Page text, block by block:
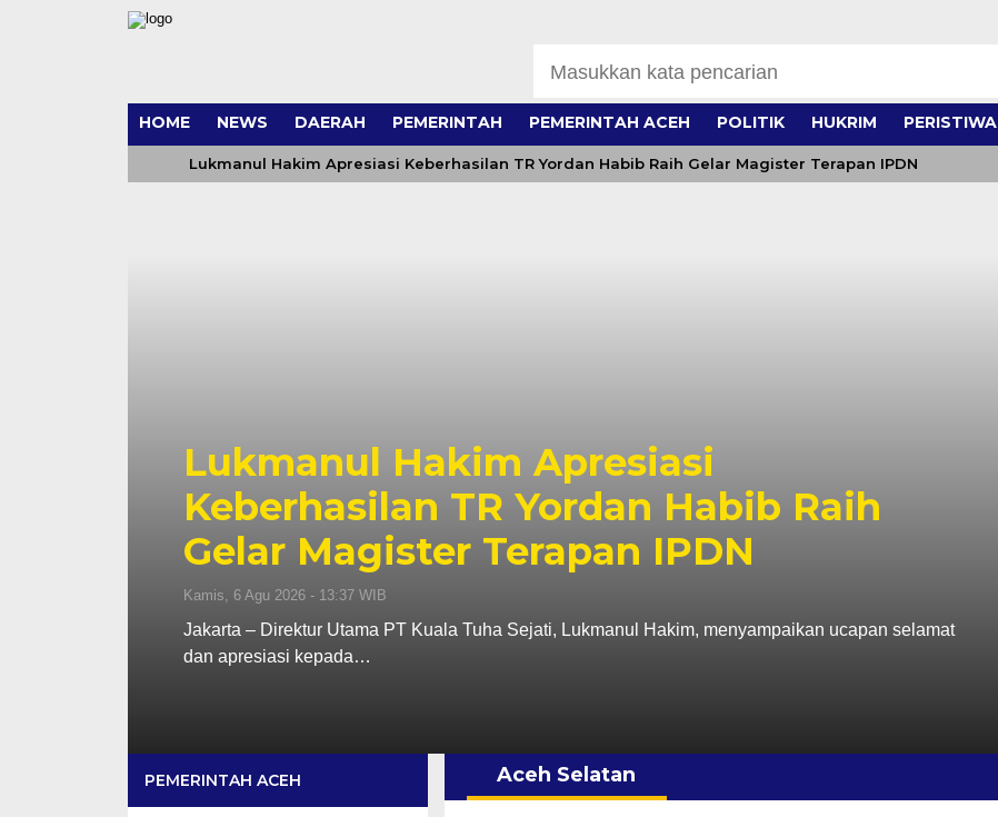
HOME NEWS DAERAH PEMERINTAH PEMERINTAH ACEH POLITIK HUKRIM PERISTIWA
Lukmanul Hakim Apresiasi Keberhasilan TR Yordan Habib Raih Gelar Magister Terapan IPDN
Lukmanul Hakim Apresiasi
Keberhasilan TR Yordan Habib Raih
Gelar Magister Terapan IPDN
Kamis, 6 Agu 2026 - 13:37 WIB
Jakarta – Direktur Utama PT Kuala Tuha Sejati, Lukmanul Hakim, menyampaikan ucapan selamat
dan apresiasi kepada…
PEMERINTAH ACEH Aceh Selatan